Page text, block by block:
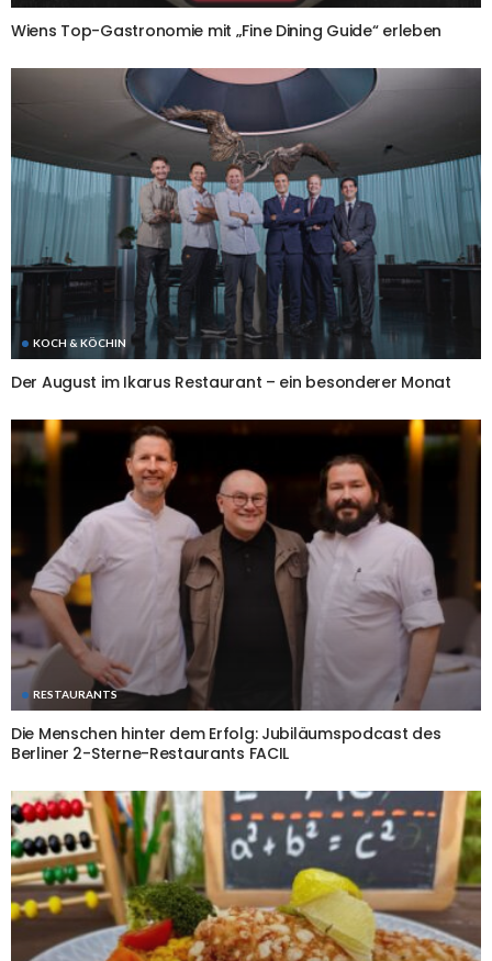
Wiens Top-Gastronomie mit „Fine Dining Guide“ erleben
KOCH & KÖCHIN
Der August im Ikarus Restaurant – ein besonderer Monat
RESTAURANTS
Die Menschen hinter dem Erfolg: Jubiläumspodcast des
Berliner 2-Sterne-Restaurants FACIL